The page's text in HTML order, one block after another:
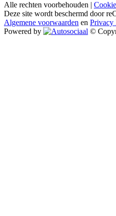
Alle rechten voorbehouden |
Deze site wordt beschermd door
Algemene voorwaarden en Privacy
Powered by
©